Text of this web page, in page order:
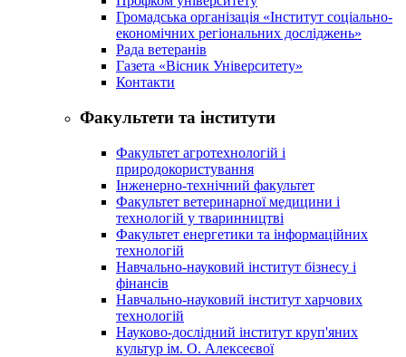
Громадська організація «Інститут соціально-
економічних регіональних досліджень»
Рада ветеранів
Газета «Вісник Університету»
Контакти
Факультети та інститути
Факультет агротехнологій і
природокористування
Інженерно-технічний факультет
Факультет ветеринарної медицини і
технологій у тваринництві
Факультет енергетики та інформаційних
технологій
Навчально-науковий інститут бізнесу і
фінансів
Навчально-науковий інститут харчових
технологій
Науково-дослідний інститут круп'яних
культур ім. О. Алексеєвої